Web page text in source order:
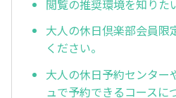
閲覧の推奨環境を知りた
大人の休日倶楽部会員限
ください。
大人の休日予約センター
ュで予約できるコースに